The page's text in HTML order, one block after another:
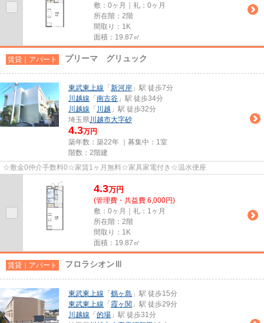
敷：0ヶ月｜礼：0ヶ月
所在階：2階
間取り：1K
面積：19.87㎡
賃貸｜アパート プリーマ グリュック
東武東上線 「 新河岸 」駅 徒歩7分
川越線 「 南古谷 」駅 徒歩34分
川越線 「 川越 」駅 徒歩32分
埼玉県川越市大字砂
4.3万円
築年数：築22年 ｜募集中： 1室
階数：2階建
☆敷金0仲介手数料0☆家賃1ヶ月無料☆家具家電付き☆温水便座
4.3万円
(管理費・共益費 6,000円)
敷：0ヶ月｜礼：1ヶ月
所在階：2階
間取り：1K
面積：19.87㎡
賃貸｜アパート フロラシオンⅢ
東武東上線 「 鶴ヶ島 」駅 徒歩15分
東武東上線 「 霞ヶ関 」駅 徒歩29分
川越線 「 的場 」駅 徒歩31分